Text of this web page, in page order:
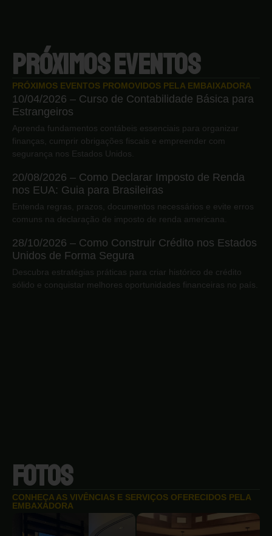
PRÓXIMOS EVENTOS
PRÓXIMOS EVENTOS PROMOVIDOS PELA EMBAIXADORA
10/04/2026 – Curso de Contabilidade Básica para
Estrangeiros
Aprenda fundamentos contábeis essenciais para organizar
finanças, cumprir obrigações fiscais e empreender com
segurança nos Estados Unidos.
20/08/2026 – Como Declarar Imposto de Renda
nos EUA: Guia para Brasileiras
Entenda regras, prazos, documentos necessários e evite erros
comuns na declaração de imposto de renda americana.
28/10/2026 – Como Construir Crédito nos Estados
Unidos de Forma Segura
Descubra estratégias práticas para criar histórico de crédito
sólido e conquistar melhores oportunidades financeiras no país.
FOTOS
CONHEÇA AS VIVÊNCIAS E SERVIÇOS OFERECIDOS PELA
EMBAXADORA